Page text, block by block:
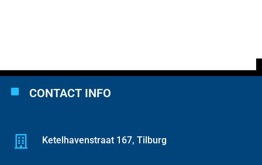
CONTACT INFO
Ketelhavenstraat 167, Tilburg